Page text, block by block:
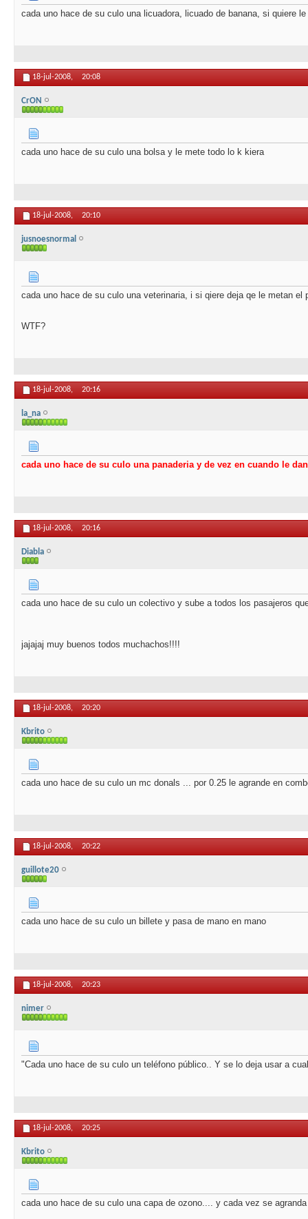
cada uno hace de su culo una licuadora, licuado de banana, si quiere
18-jul-2008, 20:08
CrON
cada uno hace de su culo una bolsa y le mete todo lo k kiera
18-jul-2008, 20:10
jusnoesnormal
cada uno hace de su culo una veterinaria, i si qiere deja qe le metan el
WTF?
18-jul-2008, 20:16
la_na
cada uno hace de su culo una panaderia y de vez en cuando le
18-jul-2008, 20:16
Diabla
cada uno hace de su culo un colectivo y sube a todos los pasajeros
jajajaj muy buenos todos muchachos!!!!
18-jul-2008, 20:20
Kbrito
cada uno hace de su culo un mc donals ... por 0.25 le agrande en
18-jul-2008, 20:22
guillote20
cada uno hace de su culo un billete y pasa de mano en mano
18-jul-2008, 20:23
nimer
"Cada uno hace de su culo un teléfono público.. Y se lo deja usar a
18-jul-2008, 20:25
Kbrito
cada uno hace de su culo una capa de ozono.... y cada vez se